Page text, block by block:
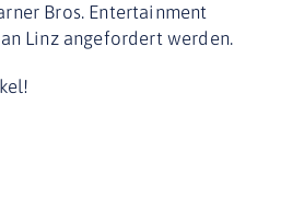
Bros. Entertainment
Linz angefordert werden.